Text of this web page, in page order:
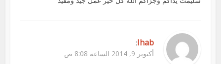
Ihab
:
أكتوبر 9, 2014 الساعة 8:08 ص